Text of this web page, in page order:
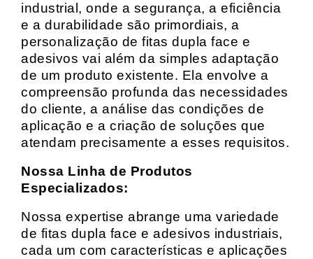
industrial, onde a segurança, a eficiência
e a durabilidade são primordiais, a
personalização de fitas dupla face e
adesivos vai além da simples adaptação
de um produto existente. Ela envolve a
compreensão profunda das necessidades
do cliente, a análise das condições de
aplicação e a criação de soluções que
atendam precisamente a esses requisitos.
Nossa Linha de Produtos
Especializados:
Nossa expertise abrange uma variedade
de fitas dupla face e adesivos industriais,
cada um com características e aplicações